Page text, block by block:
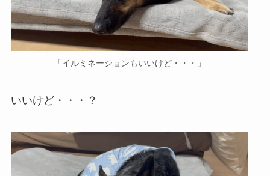
「イルミネーションもいいけど・・・」
いいけど・・・？